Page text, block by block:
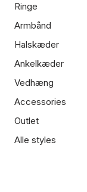
Ringe
Armbånd
Halskæder
Ankelkæder
Vedhæng
Accessories
Outlet
Alle styles